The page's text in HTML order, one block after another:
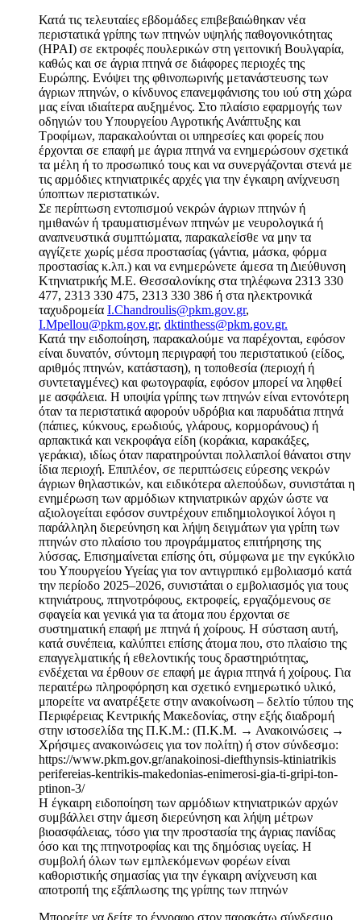
Κατά τις τελευταίες εβδομάδες επιβεβαιώθηκαν νέα
περιστατικά γρίπης των πτηνών υψηλής παθογονικότητας
(HPAI) σε εκτροφές πουλερικών στη γειτονική Βουλγαρία,
καθώς και σε άγρια πτηνά σε διάφορες περιοχές της
Ευρώπης. Ενόψει της φθινοπωρινής μετανάστευσης των
άγριων πτηνών, ο κίνδυνος επανεμφάνισης του ιού στη χώρα
μας είναι ιδιαίτερα αυξημένος. Στο πλαίσιο εφαρμογής των
οδηγιών του Υπουργείου Αγροτικής Ανάπτυξης και
Τροφίμων, παρακαλούνται οι υπηρεσίες και φορείς που
έρχονται σε επαφή με άγρια πτηνά να ενημερώσουν σχετικά
τα μέλη ή το προσωπικό τους και να συνεργάζονται στενά με
τις αρμόδιες κτηνιατρικές αρχές για την έγκαιρη ανίχνευση
ύποπτων περιστατικών.
Σε περίπτωση εντοπισμού νεκρών άγριων πτηνών ή
ημιθανών ή τραυματισμένων πτηνών με νευρολογικά ή
αναπνευστικά συμπτώματα, παρακαλείσθε να μην τα
αγγίζετε χωρίς μέσα προστασίας (γάντια, μάσκα, φόρμα
προστασίας κ.λπ.) και να ενημερώνετε άμεσα τη Διεύθυνση
Κτηνιατρικής Μ.Ε. Θεσσαλονίκης στα τηλέφωνα 2313 330
477, 2313 330 475, 2313 330 386 ή στα ηλεκτρονικά
ταχυδρομεία I.Chandroulis@pkm.gov.gr,
I.Mpellou@pkm.gov.gr, dktinthess@pkm.gov.gr.
Κατά την ειδοποίηση, παρακαλούμε να παρέχονται, εφόσον
είναι δυνατόν, σύντομη περιγραφή του περιστατικού (είδος,
αριθμός πτηνών, κατάσταση), η τοποθεσία (περιοχή ή
συντεταγμένες) και φωτογραφία, εφόσον μπορεί να ληφθεί
με ασφάλεια. Η υποψία γρίπης των πτηνών είναι εντονότερη
όταν τα περιστατικά αφορούν υδρόβια και παρυδάτια πτηνά
(πάπιες, κύκνους, ερωδιούς, γλάρους, κορμοράνους) ή
αρπακτικά και νεκροφάγα είδη (κοράκια, καρακάξες,
γεράκια), ιδίως όταν παρατηρούνται πολλαπλοί θάνατοι στην
ίδια περιοχή. Επιπλέον, σε περιπτώσεις εύρεσης νεκρών
άγριων θηλαστικών, και ειδικότερα αλεπούδων, συνιστάται η
ενημέρωση των αρμόδιων κτηνιατρικών αρχών ώστε να
αξιολογείται εφόσον συντρέχουν επιδημιολογικοί λόγοι η
παράλληλη διερεύνηση και λήψη δειγμάτων για γρίπη των
πτηνών στο πλαίσιο του προγράμματος επιτήρησης της
λύσσας. Επισημαίνεται επίσης ότι, σύμφωνα με την εγκύκλιο
του Υπουργείου Υγείας για τον αντιγριπικό εμβολιασμό κατά
την περίοδο 2025–2026, συνιστάται ο εμβολιασμός για τους
κτηνιάτρους, πτηνοτρόφους, εκτροφείς, εργαζόμενους σε
σφαγεία και γενικά για τα άτομα που έρχονται σε
συστηματική επαφή με πτηνά ή χοίρους. Η σύσταση αυτή,
κατά συνέπεια, καλύπτει επίσης άτομα που, στο πλαίσιο της
επαγγελματικής ή εθελοντικής τους δραστηριότητας,
ενδέχεται να έρθουν σε επαφή με άγρια πτηνά ή χοίρους. Για
περαιτέρω πληροφόρηση και σχετικό ενημερωτικό υλικό,
μπορείτε να ανατρέξετε στην ανακοίνωση – δελτίο τύπου της
Περιφέρειας Κεντρικής Μακεδονίας, στην εξής διαδρομή
στην ιστοσελίδα της Π.Κ.Μ.: (Π.Κ.Μ. → Ανακοινώσεις →
Χρήσιμες ανακοινώσεις για τον πολίτη) ή στον σύνδεσμο:
https://www.pkm.gov.gr/anakoinosi-diefthynsis-ktiniatrikis
perifereias-kentrikis-makedonias-enimerosi-gia-ti-gripi-ton-
ptinon-3/
Η έγκαιρη ειδοποίηση των αρμόδιων κτηνιατρικών αρχών
συμβάλλει στην άμεση διερεύνηση και λήψη μέτρων
βιοασφάλειας, τόσο για την προστασία της άγριας πανίδας
όσο και της πτηνοτροφίας και της δημόσιας υγείας. Η
συμβολή όλων των εμπλεκόμενων φορέων είναι
καθοριστικής σημασίας για την έγκαιρη ανίχνευση και
αποτροπή της εξάπλωσης της γρίπης των πτηνών
Μπορείτε να δείτε το έγγραφο στον παρακάτω σύνδεσμο